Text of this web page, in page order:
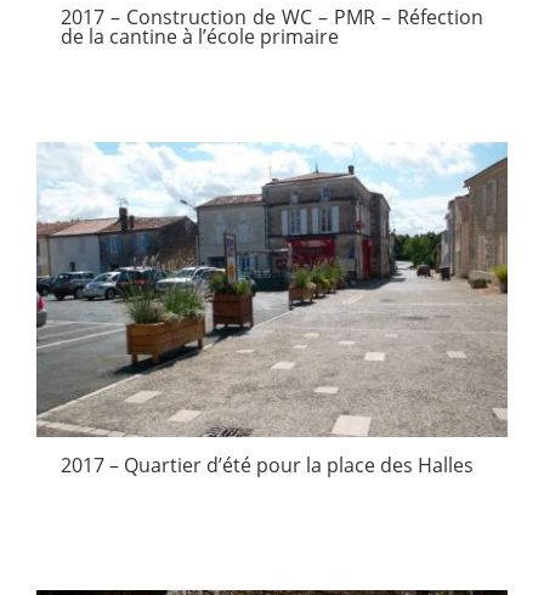
2017 – Construction de WC – PMR – Réfection
de la cantine à l’école primaire
2017 – Quartier d’été pour la place des Halles